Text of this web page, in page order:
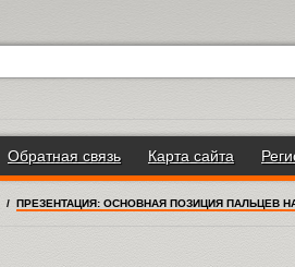
Обратная связь Карта сайта
/ ПРЕЗЕНТАЦИЯ: ОСНОВНАЯ ПОЗИЦИЯ ПАЛЬЦЕВ